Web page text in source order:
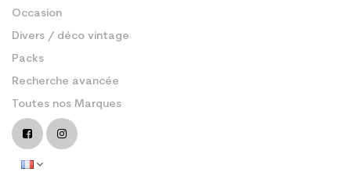
Occasion
Divers / déco vintage
Packs
Recherche avancée
Toutes nos Marques